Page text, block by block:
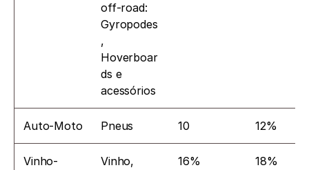
off-road:
Gyropodes
,
Hoverboar
ds e
acessórios
Auto-Moto Pneus 10 12%
Vinho-
Vinho,
16% 18%